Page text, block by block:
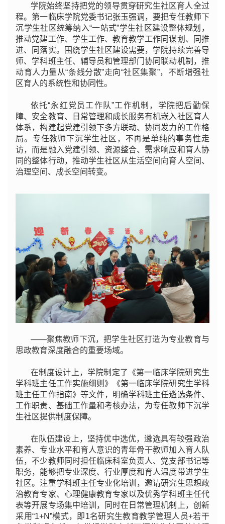
学院始终坚持把党的领导贯穿研究生社区育人全过
程。第一临床学院党委书记张玉强调，要把专任教师下
沉学生社区统筹纳入“一站式”学生社区建设整体规划，
推动党建工作、学生工作、教育教学工作同谋划、同推
进、同落实。围绕学生社区建设需要，学院持续完善导
师、学科班主任、辅导员和管理部门协同联动机制，推
动育人力量从“条线分散”走向“社区集聚”，不断增强社
区育人的系统性和协同性。
依托“永红党员工作队”工作机制，学院把后勤保
障、安全教育、日常管理和成长服务有机嵌入社区育人
体系，构建起党建引领下多方联动、协同发力的工作格
局。专任教师下沉学生社区，不再是单纯的事务性走
访，而是融入党建引领、资源整合、需求响应和育人协
同的整体行动，推动学生社区从生活空间向育人空间、
治理空间、成长空间转变。
——聚焦教师下沉，把学生社区打造为专业教育与
思政教育深度融合的重要场域。
在制度设计上，学院制定了《第一临床学院研究生
学科班主任工作实施细则》《第一临床学院研究生学科
班主任工作指南》等文件，明确学科班主任遴选条件、
工作职责、基础工作量和考核办法，为专任教师下沉学
生社区提供制度保障。
在队伍建设上，坚持优中选优，遴选具有较强政治
素养、专业水平和育人意识的青年骨干教师加入育人队
伍，不少教师同时担任临床科室负责人、党支部书记等
职务，能够把专业深度、行业厚度和育人温度带进学生
社区。注重学科班主任专业化培训，邀请研究生思想政
治教育专家、心理健康教育专家以及优秀学科班主任代
表等开展专场集中培训，同时在日常管理机制上，创新
采用“1+N”模式，即1名研究生教育教学管理人员+若干